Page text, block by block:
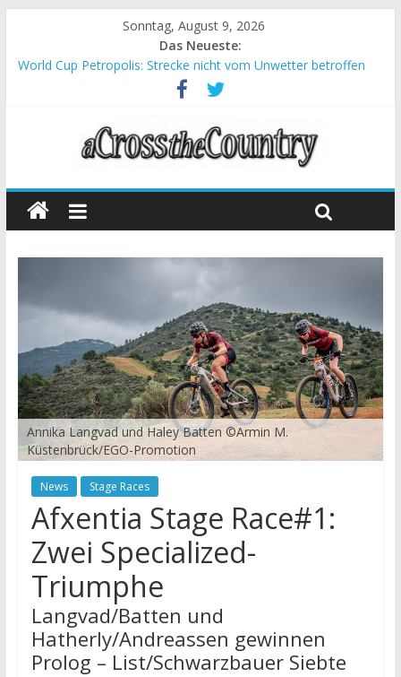
Sonntag, August 9, 2026
Das Neueste:
World Cup Petropolis: Strecke nicht vom Unwetter betroffen
Krumbach und Obergessertshausen: Mountainbike-Bundesliga
Supercup Massi Banyoles: Siege für Carod und Richards
Halbzeit beim Andalucia Bike Race: Weltmeister Seewald führt
Chelva: Schweizer Doppelsieg beim ersten XCO-Rennen der
Annika Langvad und Haley Batten ©Armin M.
Küstenbrück/EGO-Promotion
News Stage Races
Afxentia Stage Race#1:
Zwei Specialized-
Triumphe
Langvad/Batten und
Hatherly/Andreassen gewinnen
Prolog – List/Schwarzbauer Siebte